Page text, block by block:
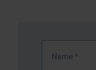
Name *